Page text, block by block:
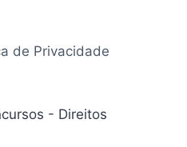
de Privacidade
- Direitos